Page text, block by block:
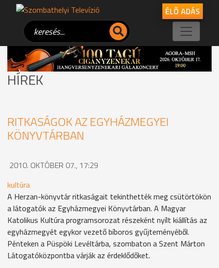
ÉLŐ ADÁS
HÍREK
RITKASÁGOK AZ EGYHÁZMEGYEI
KÖNYVTÁRBAN
2010. OKTÓBER 07., 17:29
kultúra
A Herzan-könyvtár ritkaságait tekinthették meg csütörtökön
a látogatók az Egyházmegyei Könyvtárban. A Magyar
Katolikus Kultúra programsorozat részeként nyílt kiállítás az
egyházmegyét egykor vezető bíboros gyűjteményéből.
Pénteken a Püspöki Levéltárba, szombaton a Szent Márton
Látogatóközpontba várják az érdeklődőket.